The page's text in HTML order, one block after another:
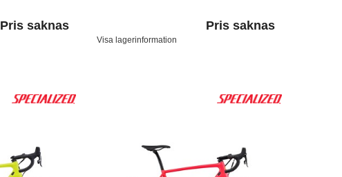
Pris saknas Pris saknas
Visa lagerinformation